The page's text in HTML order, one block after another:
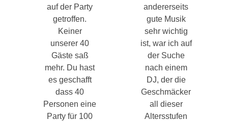
auf der Party
getroffen.
Keiner
unserer 40
Gäste saß
mehr. Du hast
es geschafft
dass 40
Personen eine
Party für 100
andererseits
gute Musik
sehr wichtig
ist, war ich auf
der Suche
nach einem
DJ, der die
Geschmäcker
all dieser
Altersstufen